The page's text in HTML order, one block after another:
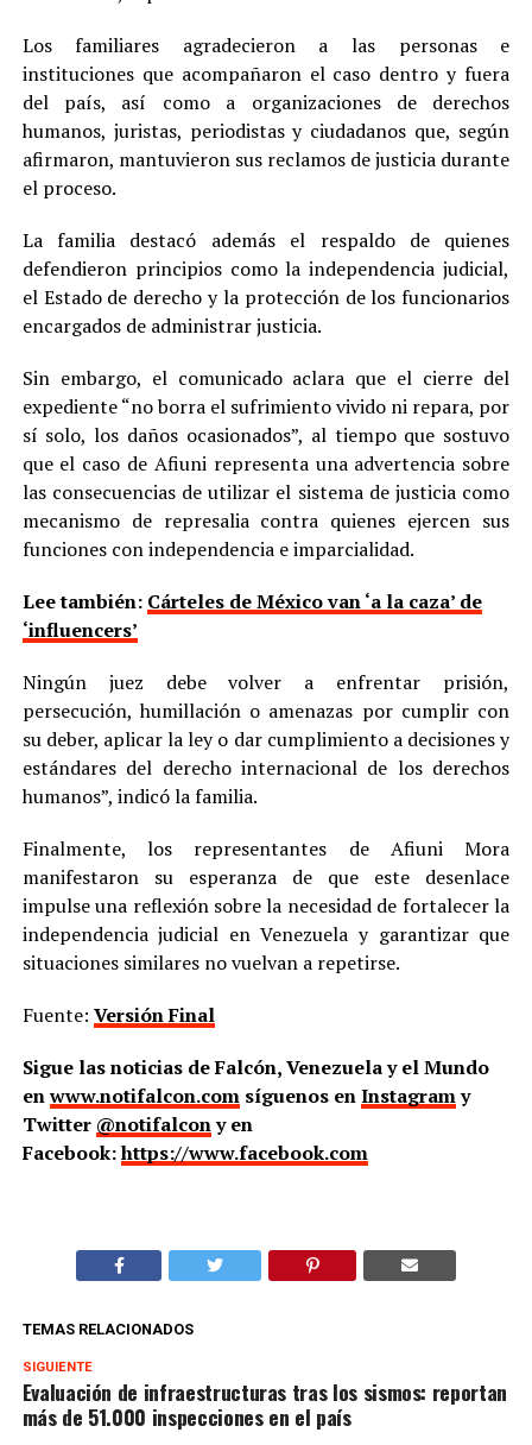
Los familiares agradecieron a las personas e
instituciones que acompañaron el caso dentro y fuera
del país, así como a organizaciones de derechos
humanos, juristas, periodistas y ciudadanos que, según
afirmaron, mantuvieron sus reclamos de justicia durante
el proceso.
La familia destacó además el respaldo de quienes
defendieron principios como la independencia judicial,
el Estado de derecho y la protección de los funcionarios
encargados de administrar justicia.
Sin embargo, el comunicado aclara que el cierre del
expediente “no borra el sufrimiento vivido ni repara, por
sí solo, los daños ocasionados”, al tiempo que sostuvo
que el caso de Afiuni representa una advertencia sobre
las consecuencias de utilizar el sistema de justicia como
mecanismo de represalia contra quienes ejercen sus
funciones con independencia e imparcialidad.
Lee también: Cárteles de México van ‘a la caza’ de
‘influencers’
Ningún juez debe volver a enfrentar prisión,
persecución, humillación o amenazas por cumplir con
su deber, aplicar la ley o dar cumplimiento a decisiones y
estándares del derecho internacional de los derechos
humanos”, indicó la familia.
Finalmente, los representantes de Afiuni Mora
manifestaron su esperanza de que este desenlace
impulse una reflexión sobre la necesidad de fortalecer la
independencia judicial en Venezuela y garantizar que
situaciones similares no vuelvan a repetirse.
Fuente: Versión Final
Sigue las noticias de Falcón, Venezuela y el Mundo
enwww.notifalcon.comsíguenos enInstagramy
Twitter @notifalcony en
Facebook:https://www.facebook.com
TEMAS RELACIONADOS
SIGUIENTE
Evaluación de infraestructuras tras los sismos: reportan
más de 51.000 inspecciones en el país